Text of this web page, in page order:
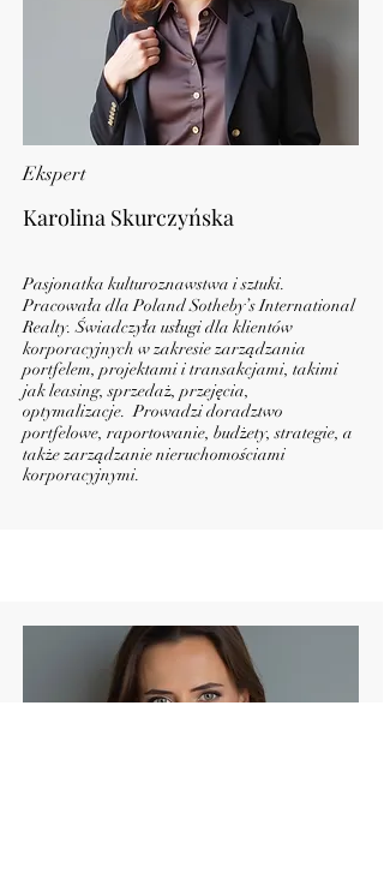
Ekspert
Karolina Skurczyńska
Pasjonatka kulturoznawstwa i sztuki.
Pracowała dla Poland Sotheby’s International
Realty. Świadczyła usługi dla klientów
korporacyjnych w zakresie zarządzania
portfelem, projektami i transakcjami, takimi
jak leasing, sprzedaż, przejęcia,
optymalizacje. Prowadzi doradztwo
portfelowe, raportowanie, budżety, strategie, a
także zarządzanie nieruchomościami
korporacyjnymi.